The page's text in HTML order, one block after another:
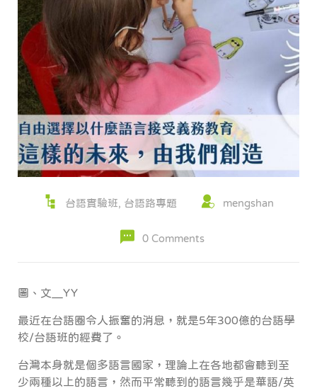
台語實驗班 台語路專題 mengshan
0 Comments
圖、文＿YY
最近在台語圈令人振奮的消息，就是5年300億的台語學
校/台語班的經費了。
台灣本身就是個多語言國家，理論上在各地都會聽到至
少兩種以上的語言，然而平常聽到的語言幾乎是華語/英